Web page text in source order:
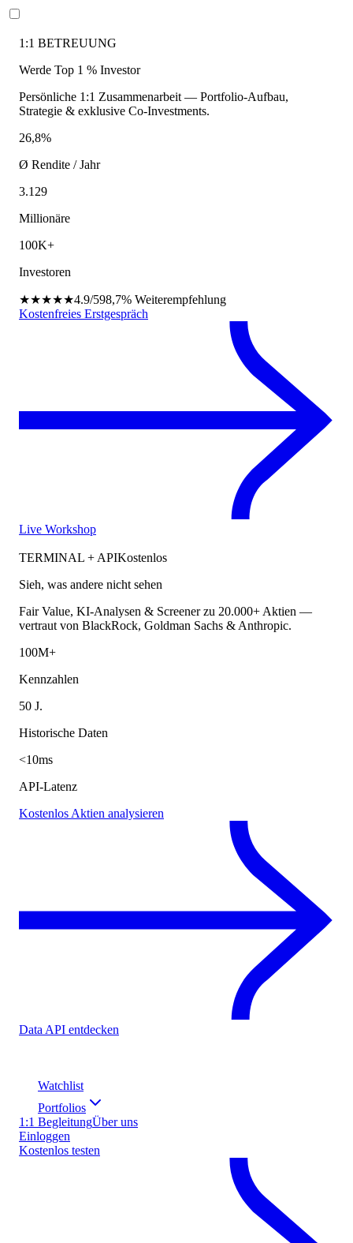
1:1 BETREUUNG
Werde Top 1 % Investor
Persönliche 1:1 Zusammenarbeit — Portfolio-Aufbau,
Strategie & exklusive Co-Investments.
26,8%
Ø Rendite / Jahr
3.129
Millionäre
100K+
Investoren
★★★★★4.9/598,7% Weiterempfehlung
Kostenfreies Erstgespräch
Live Workshop
TERMINAL + APIKostenlos
Sieh, was andere nicht sehen
Fair Value, KI-Analysen & Screener zu 20.000+ Aktien —
vertraut von BlackRock, Goldman Sachs & Anthropic.
100M+
Kennzahlen
50 J.
Historische Daten
<10ms
API-Latenz
Kostenlos Aktien analysieren
Data API entdecken
Watchlist
Portfolios
1:1 BegleitungÜber uns
Einloggen
Kostenlos testen